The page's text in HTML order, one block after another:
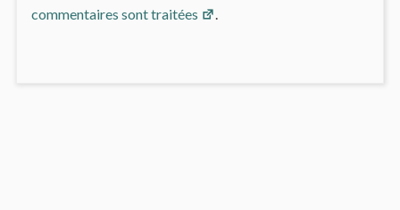
commentaires sont traitées
.